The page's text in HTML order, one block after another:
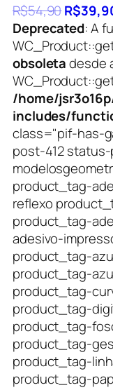
R$54,90R$
Deprecated: A
obsoletadesde
/home/
includes/
class="pif-has-
post-412
product_tag-
reflexo
product_tag-
adesivo-
product_tag-
product_tag-
product_tag-
product_tag-
product_tag-
product_tag-
product_tag-
product_tag-